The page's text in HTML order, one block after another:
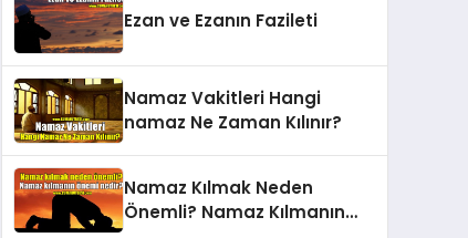
Ezan ve Ezanın Fazileti
Namaz Vakitleri Hangi
namaz Ne Zaman Kılınır?
Namaz Kılmak Neden
Önemli? Namaz Kılmanın